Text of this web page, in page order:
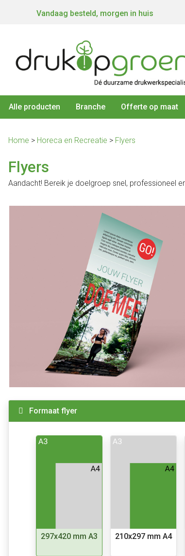
Vandaag besteld, morgen in huis
Alle producten Branche Offerte op maat
Home > Horeca en Recreatie > Flyers
Flyers
Aandacht! Bereik je doelgroep snel, professioneel
Formaat flyer
297x420 mm A3 210x297 mm A4